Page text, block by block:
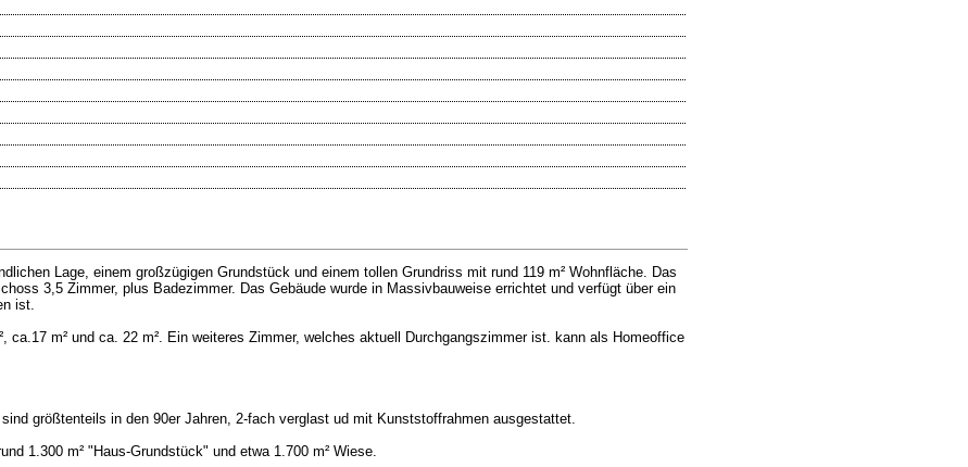
Lage, einem großzügigen Grundstück und einem tollen Grundriss mit rund 119 m² Wohnfläche. Das
3,5 Zimmer, plus Badezimmer. Das Gebäude wurde in Massivbauweise errichtet und verfügt über ein
ist.
m² und ca. 22 m². Ein weiteres Zimmer, welches aktuell Durchgangszimmer ist. kann als Homeoffice
größtenteils in den 90er Jahren, 2-fach verglast ud mit Kunststoffrahmen ausgestattet.
1.300 m² "Haus-Grundstück" und etwa 1.700 m² Wiese.